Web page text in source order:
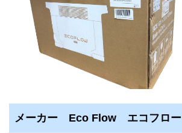
メーカー Eco Flow エコフロー